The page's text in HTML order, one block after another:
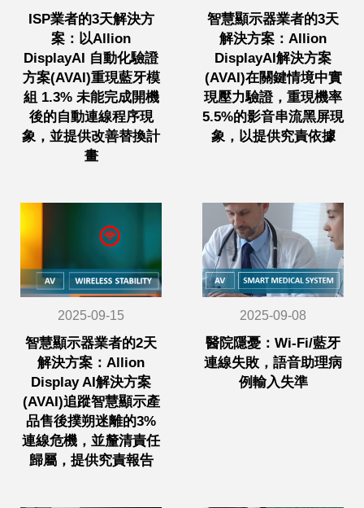
ISP業者的3天解決方
案：以Allion
DisplayAI 自動化驗證
方案(AVAI)重現藍牙模
組 1.3% 未能完成開機
後的自動連線程序現
象，並提供改善替換計
畫
智慧顯示器業者的3天
解決方案：Allion
DisplayAI解決方案
(AVAI)在關鍵情境中實
現壓力驗證，重現機率
5.5%的影音串流黑屏現
象，以提供究責依據
2025-09-15
智慧顯示器業者的2天
解決方案：Allion
Display AI解決方案
(AVAI)追蹤智慧顯示產
品售後撲朔迷離的3%
連線危機，並釐清責任
歸屬，提供究責報告
2025-09-08
醫院隱憂：Wi-Fi/藍牙
連線失敗，語音助理病
例輸入失準